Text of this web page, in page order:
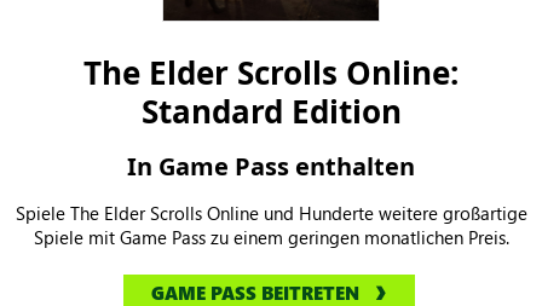
The Elder Scrolls Online:
Standard Edition
In Game Pass enthalten
Spiele The Elder Scrolls Online und Hunderte weitere großartige
Spiele mit Game Pass zu einem geringen monatlichen Preis.
GAME PASS BEITRETEN